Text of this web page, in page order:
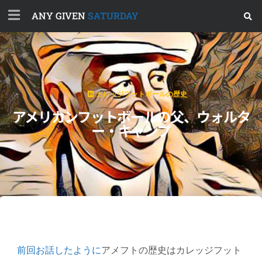
ANY GIVEN SATURDAY
カレッジフットボールの歴史
アメリカンフットボールの父、ウォルタ
ー・キャンプ
前回お話したようにアメフトの歴史はカレッジフット